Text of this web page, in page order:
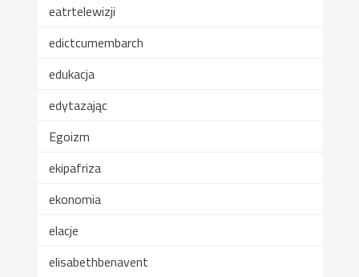
eatrtelewizji
edictcumembarch
edukacja
edytazając
Egoizm
ekipafriza
ekonomia
elacje
elisabethbenavent